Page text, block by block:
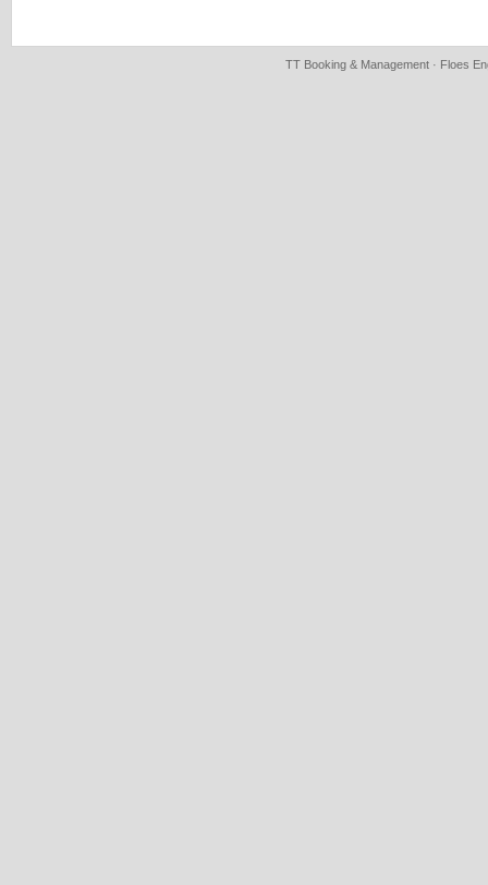
TT Booking & Management · Floes